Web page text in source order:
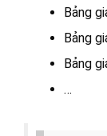
Bảng
Bảng
Bảng
…